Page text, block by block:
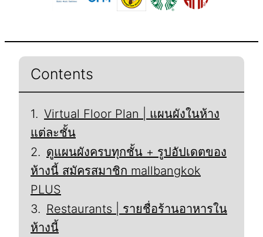
Contents
Virtual Floor Plan | แผนผังในห้าง
แต่ละชั้น
ดูแผนผังครบทุกชั้น + รูปอัปเดตของ
ห้างนี้ สมัครสมาชิก mallbangkok
PLUS
Restaurants | รายชื่อร้านอาหารใน
ห้างนี้